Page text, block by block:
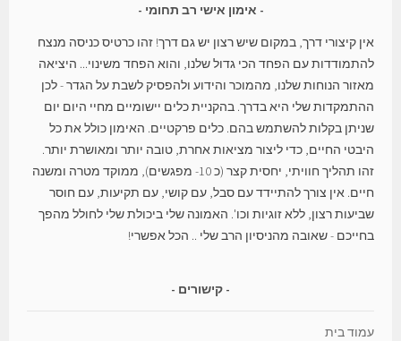
אימון אישי רב תחומי
אין קיצורי דרך, במקום שיש רצון יש גם דרך! זהו כרטיס כניסה מנצח
להתמודדות עם הפחד הכי גדול שלנו, והוא הפחד משינוי... היציאה
מאזור הנוחות שלנו, מהמוכר והידוע ולהפסיק לשבת על הגדר - לכן
ההתמקדות שלי היא בדרך. בהקניית כלים יישומיים מחיי היום יום
שניתן בקלות להשתמש בהם. כלים פרקטיים. האימון כולל את כל
היבטי החיים, כדי ליצור מציאות אחרת, טובה יותר ומאושרת יותר.
זהו תהליך חוויתי, יחסית קצר (כ 10- מפגשים), ממוקד מטרה ומשנה
חיים. אין צורך להתיידד עם סבל, עם קושי, עם תקיעות, עם חוסר
שביעות רצון, ללא זוגיות וכו'. האמונה שלי ביכולת שלי לחולל מהפך
בחייכם - שאובה מהניסיון הרב שלי .. הכל אפשרי!
קישורים
עמוד בית